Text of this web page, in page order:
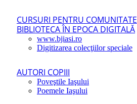
CURSURI PENTRU COMUNITATE
BIBLIOTECA ÎN EPOCA DIGITALĂ
www.bjiasi.ro
Digitizarea colecţiilor speciale
AUTORI COPIII
Poveştile Iaşului
Poemele Iaşului